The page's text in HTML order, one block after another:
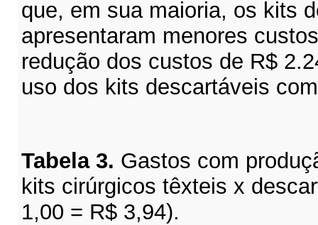
que, em sua maioria, os kits
apresentaram menores
redução dos custos de R$ 2.
uso dos kits descartáveis
Tabela 3. Gastos com
kits cirúrgicos têxteis x
1,00 = R$ 3,94).